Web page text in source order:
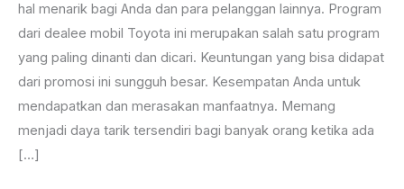
hal menarik bagi Anda dan para pelanggan lainnya. Program
dari dealee mobil Toyota ini merupakan salah satu program
yang paling dinanti dan dicari. Keuntungan yang bisa didapat
dari promosi ini sungguh besar. Kesempatan Anda untuk
mendapatkan dan merasakan manfaatnya. Memang
menjadi daya tarik tersendiri bagi banyak orang ketika ada
[…]